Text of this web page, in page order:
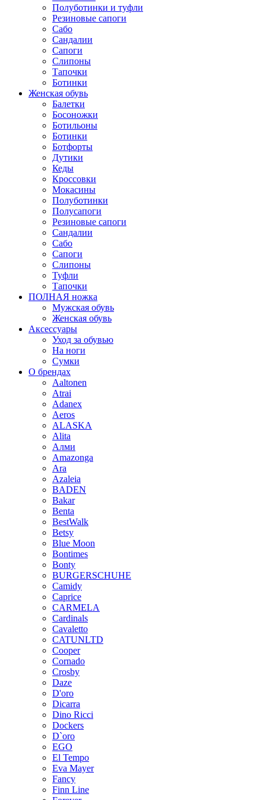
Полуботинки и туфли
Резиновые сапоги
Сабо
Сандалии
Сапоги
Слипоны
Тапочки
Ботинки
Женская обувь
Балетки
Босоножки
Ботильоны
Ботинки
Ботфорты
Дутики
Кеды
Кроссовки
Мокасины
Полуботинки
Полусапоги
Резиновые сапоги
Сандалии
Сабо
Сапоги
Слипоны
Туфли
Тапочки
ПОЛНАЯ ножка
Мужская обувь
Женская обувь
Аксессуары
Уход за обувью
На ноги
Сумки
О брендах
Aaltonen
Atrai
Adanex
Aeros
ALASKA
Alita
Алми
Amazonga
Ara
Azaleia
BADEN
Bakar
Benta
BestWalk
Betsy
Blue Moon
Bontimes
Bonty
BURGERSCHUHE
Camidy
Caprice
CARMELA
Cardinals
Cavaletto
CATUNLTD
Cooper
Cornado
Crosby
Daze
D'oro
Dicarra
Dino Ricci
Dockers
D`oro
EGO
El Tempo
Eva Mayer
Fancy
Finn Line